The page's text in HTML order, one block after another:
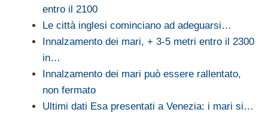
entro il 2100
Le città inglesi cominciano ad adeguarsi…
Innalzamento dei mari, + 3-5 metri entro il 2300
in…
Innalzamento dei mari può essere rallentato,
non fermato
Ultimi dati Esa presentati a Venezia: i mari si…